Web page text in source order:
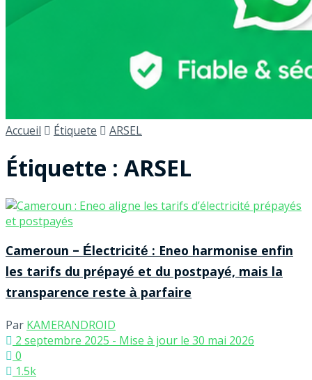
Accueil Étiquete ARSEL
Étiquette : ARSEL
Cameroun – Électricité : Eneo harmonise enfin
les tarifs du prépayé et du postpayé, mais la
transparence reste à parfaire
Par KAMERANDROID
2 septembre 2025 - Mise à jour le 30 mai 2026
0
1.5k